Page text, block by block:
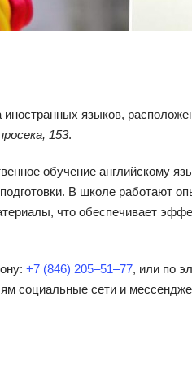
языков,
153.
обучение английскому
В школе работают
что обеспечивает
+7 (846) 205–51–77, или по
социальные сети и